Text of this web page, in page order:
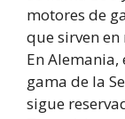
motores de
que sirven
En
gama de la
sigue